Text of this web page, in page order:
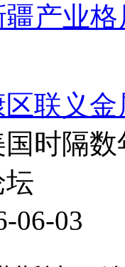
产业格
联义
时隔
06-03